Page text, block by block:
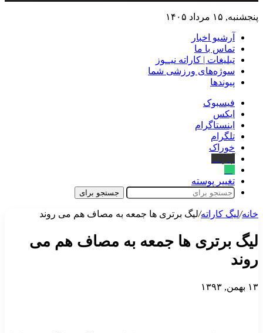
پنجشنبه, ۱۵ مرداد ۱۴۰۵
آرشیو اخبار
تماس‌ با‌ ما
تبلیغات | کاراته نیــوز
سوژه‌های ورزشی شما
پیوندها
فیسبوک
ایکس
اینستاگرام
تلگرام
خوراک
تغییر پوسته
جستجو برای
خانه/لیگ‌ کاراته/لیگ برتری ها جمعه به مصاف هم می روند
لیگ برتری ها جمعه به مصاف هم می
روند
۱۳ بهمن, ۱۳۹۳